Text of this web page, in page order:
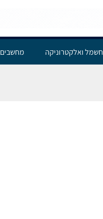
חשמל ואלקטרוניקה מחשבים